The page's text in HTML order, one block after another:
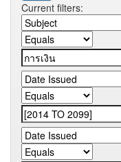
Current filters: